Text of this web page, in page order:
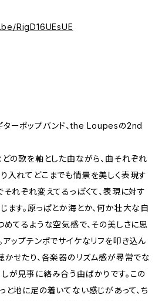
RigD16UEsUE
ーポップバンド、the Loupesの2nd
どの歌を軸とした曲ながら、曲それぞれ
入れてどこまでも情景を美しく表現す
それぞれ変えてるっぽくて、表現に対す
ます。原っぱとか海とか、何か壮大な自
てるような空気感で、その美しさに思
アップテンポでサイケなリフを叩き込ん
かせたり、各楽器のリズム感が尋常でな
が見事に絡み合う曲ばかりです。この
と地に足の着いてない感じがあって、ち